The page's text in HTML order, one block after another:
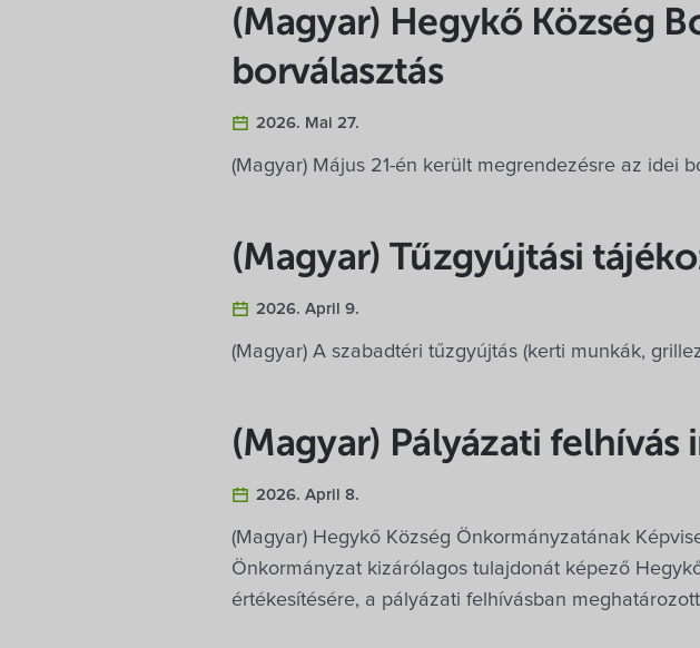
(Magyar) Hegykő Község
borválasztás
2026. Mai 27.
(Magyar) Május 21-én került megrendezésre az idei
(Magyar) Tűzgyújtási
2026. April 9.
(Magyar) A szabadtéri tűzgyújtás (kerti munkák,
(Magyar) Pályázati
2026. April 8.
(Magyar) Hegykő Község Önkormányzatának
Önkormányzat kizárólagos tulajdonát képező
értékesítésére, a pályázati felhívásban